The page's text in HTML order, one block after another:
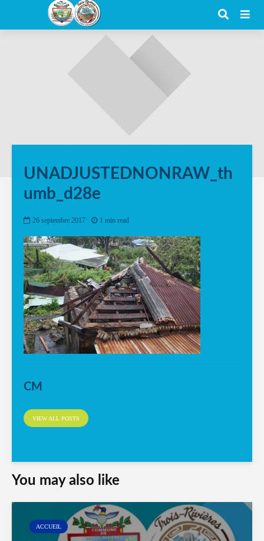
UNADJUSTEDNONRAW_th
umb_d28e
26 septembre 2017 1 min read
CM
VIEW ALL POSTS
You may also like
ACCUEIL